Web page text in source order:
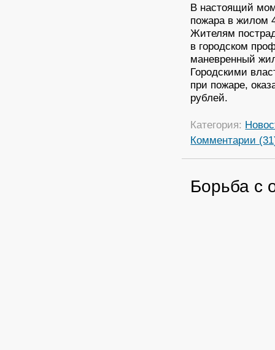
В настоящий
пожара в жилом
Жителям
в городском
маневренный
Городскими
при пожаре,
рублей.
Категория:
Комментарии
Борьба с